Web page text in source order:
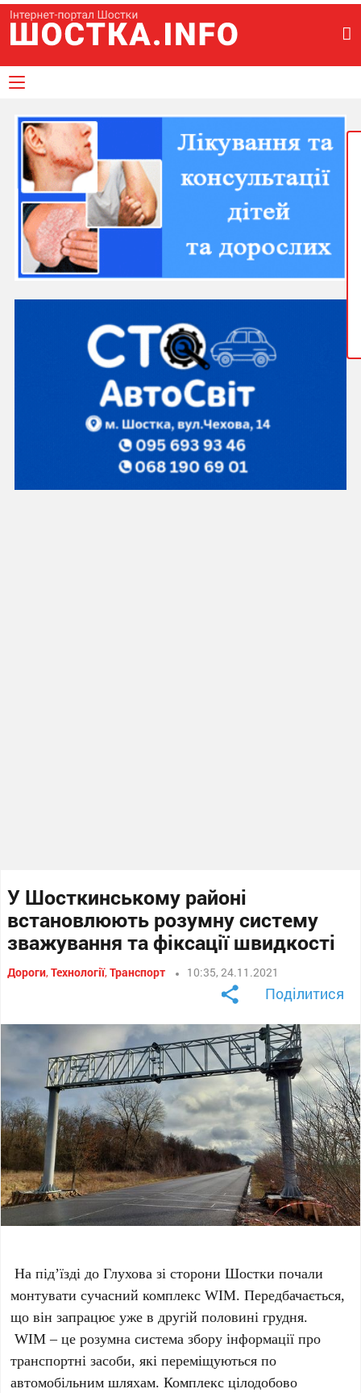
У Шосткинському районі
встановлюють розумну систему
зважування та фіксації швидкості
Дороги,Технології,Транспорт 10:35, 24.11.2021
Поділитися
На під’їзді до Глухова зі сторони Шостки почали
монтувати сучасний комплекс WIM. Передбачається,
що він запрацює уже в другій половині грудня.
WIM – це розумна система збору інформації про
транспортні засоби, які переміщуються по
автомобільним шляхам. Комплекс цілодобово